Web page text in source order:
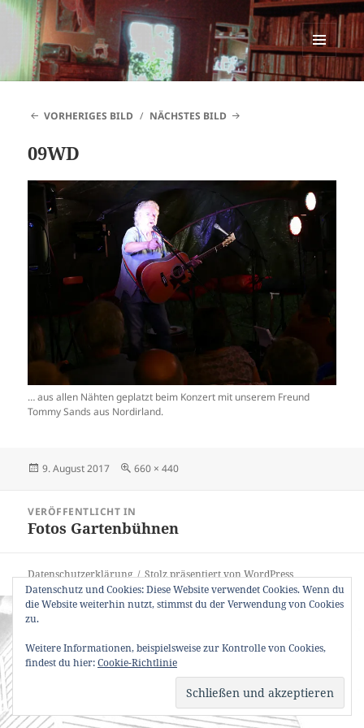
SINNESWANDEL
MENÜ
UND
VORHERIGES BILD
NÄCHSTES BILD
09WD
… aus allen Nähten geplatzt beim Konzert mit unserem Freund
Tommy Sands aus Nordirland.
Veröffentlicht
9. August 2017 Originalgröße
660 × 440
VERÖFFENTLICHT IN
Fotos Gartenbühnen
Datenschutzerklärung
Stolz präsentiert von WordPress
Datenschutz und Cookies: Diese Website verwendet Cookies. Wenn du
die Website weiterhin nutzt, stimmst du der Verwendung von Cookies
zu.
Weitere Informationen, beispielsweise zur Kontrolle von Cookies,
findest du hier:Cookie-Richtlinie